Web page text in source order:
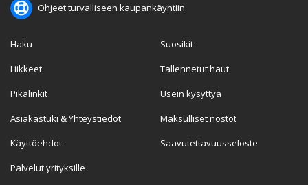
Ohjeet turvalliseen kaupankäyntiin
Haku
Liikkeet
Pikalinkit
Asiakastuki & Yhteystiedot
Käyttöehdot
Palvelut yrityksille
Suosikit
Tallennetut haut
Usein kysyttyä
Maksulliset nostot
Saavutettavuusseloste